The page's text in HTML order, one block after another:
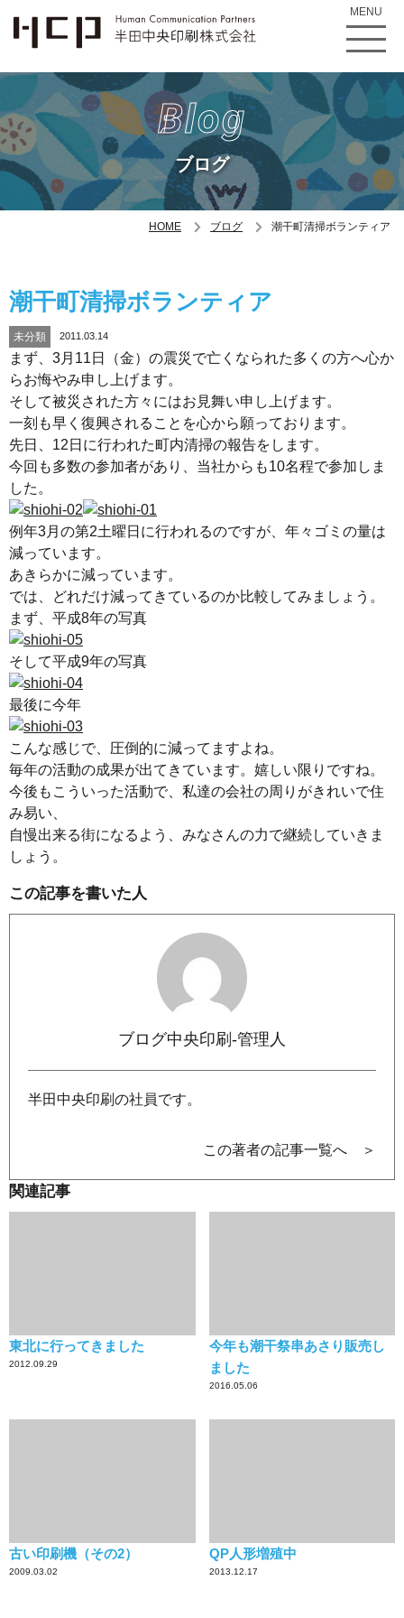
MENU
Blog
ブログ
HOME ブログ 潮干町清掃ボランティア
潮干町清掃ボランティア
未分類 2011.03.14
まず、3月11日（金）の震災で亡くなられた多くの方へ心か
らお悔やみ申し上げます。
そして被災された方々にはお見舞い申し上げます。
一刻も早く復興されることを心から願っております。
先日、12日に行われた町内清掃の報告をします。
今回も多数の参加者があり、当社からも10名程で参加しま
した。
例年3月の第2土曜日に行われるのですが、年々ゴミの量は
減っています。
あきらかに減っています。
では、どれだけ減ってきているのか比較してみましょう。
まず、平成8年の写真
そして平成9年の写真
最後に今年
こんな感じで、圧倒的に減ってますよね。
毎年の活動の成果が出てきています。嬉しい限りですね。
今後もこういった活動で、私達の会社の周りがきれいで住
み易い、
自慢出来る街になるよう、みなさんの力で継続していきま
しょう。
この記事を書いた人
ブログ中央印刷-管理人
半田中央印刷の社員です。
この著者の記事一覧へ ＞
関連記事
東北に行ってきました
2012.09.29
今年も潮干祭串あさり販売し
ました
2016.05.06
古い印刷機（その2）
2009.03.02
QP人形増殖中
2013.12.17